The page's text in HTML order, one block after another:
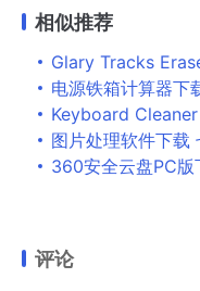
相似推荐
Glary Tracks Eraser下载
电源铁箱计算器下
Keyboard Cleaner mac版下载
图片处理软件下载 七
360安全云盘PC版下
评论